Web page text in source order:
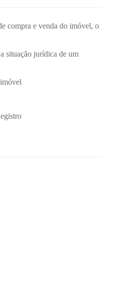
compra e venda do imóvel, o
situação jurídica de um